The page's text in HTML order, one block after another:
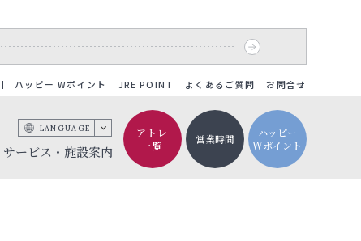
ハッピー Wポイント JRE POINT よくあるご質問 お問合せ
サービス・施設案内
LANGUAGE
アトレ
一覧
営業時間
ハッピー
Wポイント